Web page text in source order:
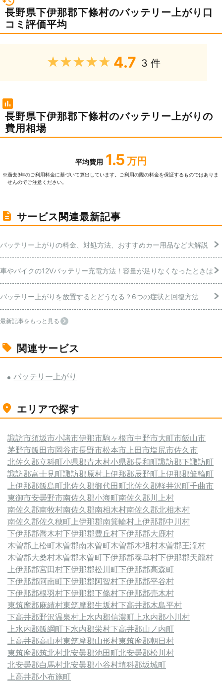
長野県下伊那郡下條村のバッテリー上がり口
コミ評価平均
★★★★★ 4.7 3 件
長野県下伊那郡下條村のバッテリー上がりの
費用相場
平均費用 1.5 万円
※過去3年のご利⽤料⾦に基づいて算出しています。ご利⽤の際の料⾦を保証するものではありま
せんのでご注意ください。
サービス関連最新記事
バッテリー上がりの料金、対処方法、おすすめカー用品など大解説
車やバイクの12Vバッテリー充電方法！容量が足りなくなったときは
バッテリー上がりを放置するとどうなる？6つの症状と回復方法
最新記事をもっと見る
関連サービス
バッテリー上がり
エリアで探す
諏訪市須坂市小諸市伊那市駒ヶ根市中野市大町市飯山市
茅野市飯田市岡谷市長野市松本市上田市塩尻市佐久市
北佐久郡立科町小県郡青木村小県郡長和町諏訪郡下諏訪町
諏訪郡富士見町諏訪郡原村上伊那郡辰野町上伊那郡箕輪町
上伊那郡飯島町北佐久郡御代田町北佐久郡軽井沢町千曲市
東御市安曇野市南佐久郡小海町南佐久郡川上村
南佐久郡南牧村南佐久郡南相木村南佐久郡北相木村
南佐久郡佐久穂町上伊那郡南箕輪村上伊那郡中川村
下伊那郡喬木村下伊那郡豊丘村下伊那郡大鹿村
木曽郡上松町木曽郡南木曽町木曽郡木祖村木曽郡王滝村
木曽郡大桑村木曽郡木曽町下伊那郡泰阜村下伊那郡天龍村
上伊那郡宮田村下伊那郡松川町下伊那郡高森町
下伊那郡阿南町下伊那郡阿智村下伊那郡平谷村
下伊那郡根羽村下伊那郡下條村下伊那郡売木村
東筑摩郡麻績村東筑摩郡生坂村下高井郡木島平村
下高井郡野沢温泉村上水内郡信濃町上水内郡小川村
上水内郡飯綱町下水内郡栄村下高井郡山ノ内町
上高井郡高山村東筑摩郡山形村東筑摩郡朝日村
東筑摩郡筑北村北安曇郡池田町北安曇郡松川村
北安曇郡白馬村北安曇郡小谷村埴科郡坂城町
上高井郡小布施町